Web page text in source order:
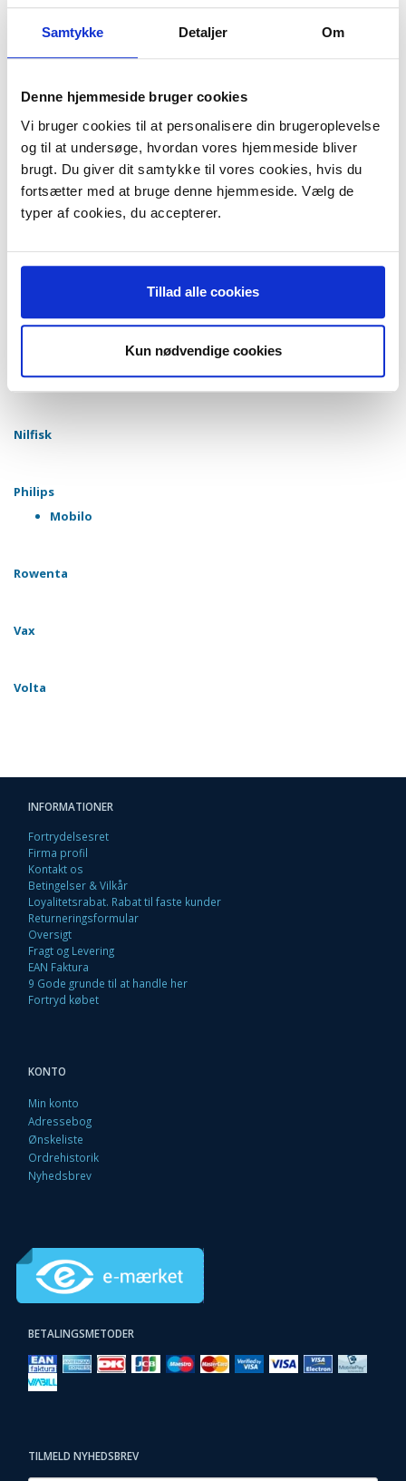
Samtykke Detaljer Om
Denne hjemmeside bruger cookies
Vi bruger cookies til at personalisere din brugeroplevelse
og til at undersøge, hvordan vores hjemmeside bliver
brugt. Du giver dit samtykke til vores cookies, hvis du
fortsætter med at bruge denne hjemmeside. Vælg de
typer af cookies, du accepterer.
Tillad alle cookies
Kun nødvendige cookies
Hoover
Compact modeller uden låsesystem
Hugin
Ide Line
Mistral
Tornado
Nilfisk
Numatic
Nilfisk
Philips
Mobilo
Rowenta
Vax
Volta
INFORMATIONER
Fortrydelsesret
Firma profil
Kontakt os
Betingelser & Vilkår
Loyalitetsrabat. Rabat til faste kunder
Returneringsformular
Oversigt
Fragt og Levering
EAN Faktura
9 Gode grunde til at handle her
Fortryd købet
KONTO
Min konto
Adressebog
Ønskeliste
Ordrehistorik
Nyhedsbrev
BETALINGSMETODER
TILMELD NYHEDSBREV